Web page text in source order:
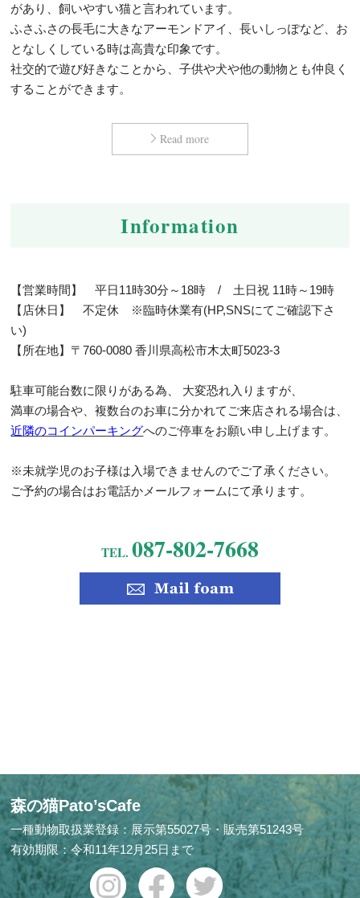
があり、飼いやすい猫と言われています。
ふさふさの長毛に大きなアーモンドアイ、長いしっぽなど、お
となしくしている時は高貴な印象です。
社交的で遊び好きなことから、子供や犬や他の動物とも仲良く
することができます。
Read more
Information
【営業時間】 平日11時30分～18時 / 土日祝 11時～19時
【店休日】 不定休 ※臨時休業有(HP,SNSにてご確認下さ
い)
【所在地】〒760-0080 香川県高松市木太町5023-3
駐車可能台数に限りがある為、 大変恐れ入りますが、
満車の場合や、複数台のお車に分かれてご来店される場合は、
近隣のコインパーキングへのご停車をお願い申し上げます。
※未就学児のお子様は入場できませんのでご了承ください。
ご予約の場合はお電話かメールフォームにて承ります。
TEL. 087-802-7668
森の猫Pato’sCafe
一種動物取扱業登録：展示第55027号・販売第51243号
有効期限：令和11年12月25日まで